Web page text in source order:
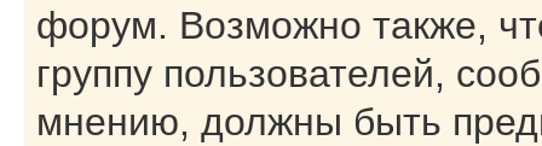
форум. Возможно также,
группу пользователей,
мнению, должны быть